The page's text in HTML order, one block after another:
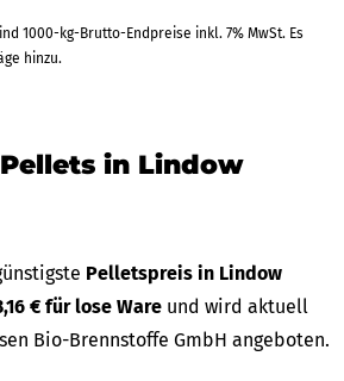
kg-Brutto-Endpreise inkl. 7% MwSt. Es
kommen keine Aufschläge hinzu.
in Lindow
Pelletspreis in Lindow
€ für lose Ware und wird aktuell
Bio-Brennstoffe GmbH angeboten.